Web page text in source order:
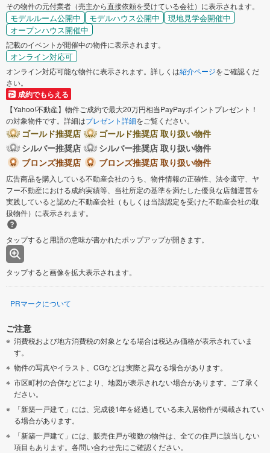
その物件の元付業者（売主から直接依頼を受けている会社）に表示されます。
モデルルーム公開中 モデルハウス公開中
現地見学会開催中
オープンハウス開催中
記載のイベントが開催中の物件に表示されます。
オンライン対応可
オンライン対応可能な物件に表示されます。詳しくは紹介ページをご確認くだ
さい。
成約でもらえる
【Yahoo!不動産】物件ご成約で最大20万円相当PayPayポイントプレゼント！
の対象物件です。詳細はプレゼント詳細をご覧ください。
ゴールド推奨店
ゴールド推奨店 取り扱い物件
シルバー推奨店
シルバー推奨店 取り扱い物件
ブロンズ推奨店
ブロンズ推奨店 取り扱い物件
広告商品を購入している不動産会社のうち、物件情報の正確性、法令遵守、ヤ
フー不動産における成約実績等、当社所定の基準を満たした優良な店舗運営を
実践していると認めた不動産会社（もしくは当該認定を受けた不動産会社の取
扱物件）に表示されます。
タップすると用語の意味が書かれたポップアップが開きます。
タップすると画像を拡大表示されます。
PRマークについて
ご注意
消費税および地方消費税の対象となる場合は税込み価格が表示されていま
す。
物件の写真やイラスト、CGなどは実際と異なる場合があります。
市区町村の合併などにより、地図が表示されない場合があります。ご了承く
ださい。
「新築一戸建て」には、完成後1年を経過している未入居物件が掲載されてい
る場合があります。
「新築一戸建て」には、販売住戸が複数の物件は、全ての住戸に該当しない
項目もあります。各問い合わせ先にご確認ください。